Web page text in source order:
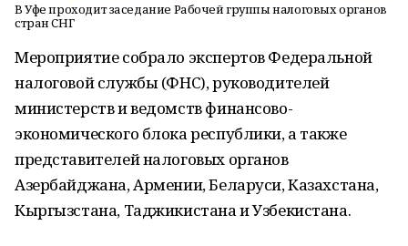
В Уфе проходит заседание Рабочей группы налоговых органов
стран СНГ
Мероприятие собрало экспертов Федеральной
налоговой службы (ФНС), руководителей
министерств и ведомств финансово-
экономического блока республики, а также
представителей налоговых органов
Азербайджана, Армении, Беларуси, Казахстана,
Кыргызстана, Таджикистана и Узбекистана.